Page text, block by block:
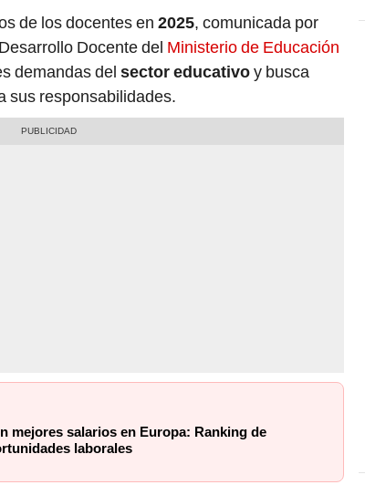
de los docentes en 2025, comunicada por
Docente del Ministerio de Educación
demandas del sector educativoy busca
sus responsabilidades.
mejores salarios en Europa: Ranking de
laborales